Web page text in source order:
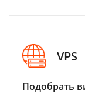
VPS
Подобрать